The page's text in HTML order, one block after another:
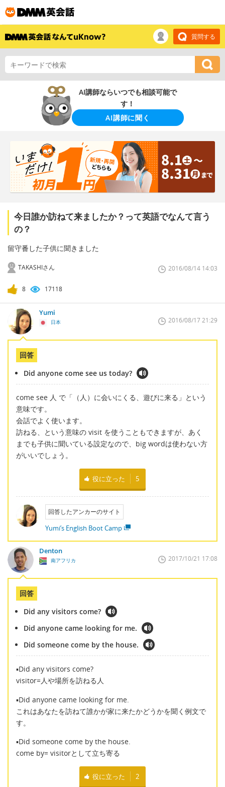
質問する
AI講師ならいつでも相談可能で
す！
AI講師に聞く
今日誰か訪ねて来ましたか？って英語でなんて言う
の？
留守番した子供に聞きました
TAKASHIさん 2016/08/14 14:03
8 17118
Yumi
日本 2016/08/17 21:29
回答
Did anyone come see us today?
come see 人 で「（人）に会いにくる、遊びに来る」という
意味です。
会話でよく使います。
訪ねる、という意味の visit を使うこともできますが、あく
までも子供に聞いている設定なので、big wordは使わない方
がいいでしょう。
役に立った 5
回答したアンカーのサイト
Yumi’s English Boot Camp
Denton
南アフリカ 2017/10/21 17:08
回答
Did any visitors come?
Did anyone came looking for me.
Did someone come by the house.
▪Did any visitors come?
visitor=人や場所を訪ねる人
▪Did anyone came looking for me.
これはあなたを訪ねて誰かが家に来たかどうかを聞く例文で
す。
▪Did someone come by the house.
come by= visitorとして立ち寄る
役に立った 2